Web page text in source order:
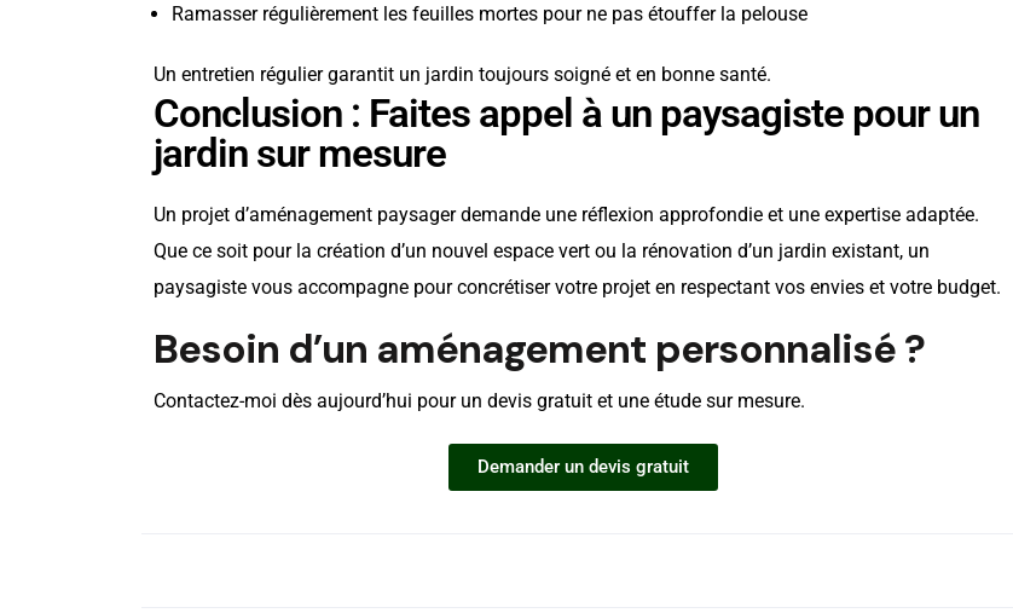
Ramasser régulièrement les feuilles mortes pour ne pas étouffer la pelouse
Un entretien régulier garantit un jardin toujours soigné et en bonne santé.
Conclusion : Faites appel à un paysagiste pour un
jardin sur mesure
Un projet d’aménagement paysager demande une réflexion approfondie et une expertise adaptée.
Que ce soit pour la création d’un nouvel espace vert ou la rénovation d’un jardin existant, un
paysagiste vous accompagne pour concrétiser votre projet en respectant vos envies et votre budget.
Besoin d’un aménagement personnalisé ?
Contactez-moi dès aujourd’hui pour un devis gratuit et une étude sur mesure.
Demander un devis gratuit